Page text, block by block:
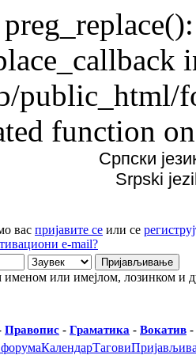
public_html/
function
Српски
Srpski
вас пријавите се или се
e-mail?
именом или имејлом, лозинком и
Правопис - Граматика - Вокатив -
КалендарТагови